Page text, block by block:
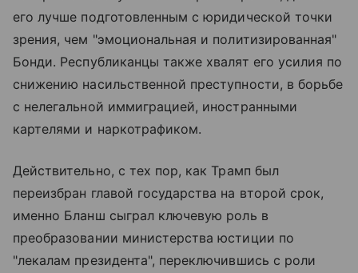
его лучше подготовленным с юридической точки
зрения, чем "эмоциональная и политизированная"
Бонди. Республиканцы также хвалят его усилия по
снижению насильственной преступности, в борьбе
с нелегальной иммиграцией, иностранными
картелями и наркотрафиком.
Действительно, с тех пор, как Трамп был
переизбран главой государства на второй срок,
именно Бланш сыграл ключевую роль в
преобразовании министерства юстиции по
"лекалам президента", переключившись с роли